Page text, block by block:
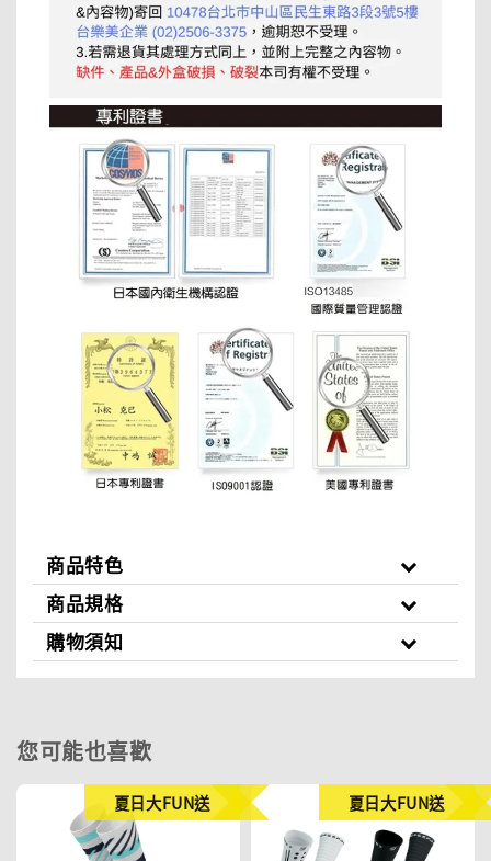
商品特色
商品規格
購物須知
您可能也喜歡
夏日大FUN送 夏日大FUN送